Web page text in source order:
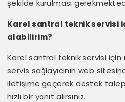
şekilde kurulması
Karel santral teknik servisi
alabilirim?
Karel santral teknik servisi için
servis sağlayıcının web
iletişime geçerek destek
hızlı bir yanıt alırsınız.